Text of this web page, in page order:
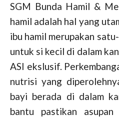
SGM Bunda Hamil &
hamil adalah hal yang
ibu hamil merupakan
untuk si kecil di dalam
ASI ekslusif.
nutrisi yang
bayi berada di dalam
bantu pastikan